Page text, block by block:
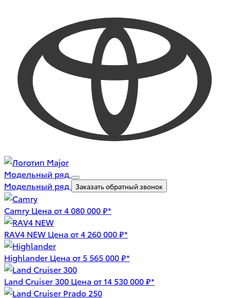
Модельный ряд
Модельный ряд
Заказать обратный звонок
Camry Цена от 4 080 000 ₽*
RAV4 NEW Цена от 4 260 000 ₽*
Highlander Цена от 5 565 000 ₽*
Land Cruiser 300 Цена от 14 530 000 ₽*